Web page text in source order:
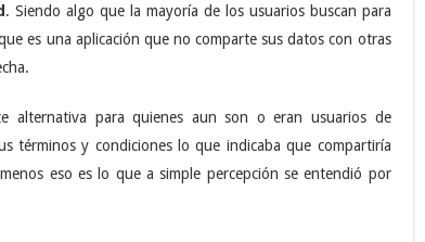
. Siendo algo que la mayoría de los usuarios buscan para
es una aplicación que no comparte sus datos con otras
alternativa para quienes aun son o eran usuarios de
términos y condiciones lo que indicaba que compartiría
eso es lo que a simple percepción se entendió por